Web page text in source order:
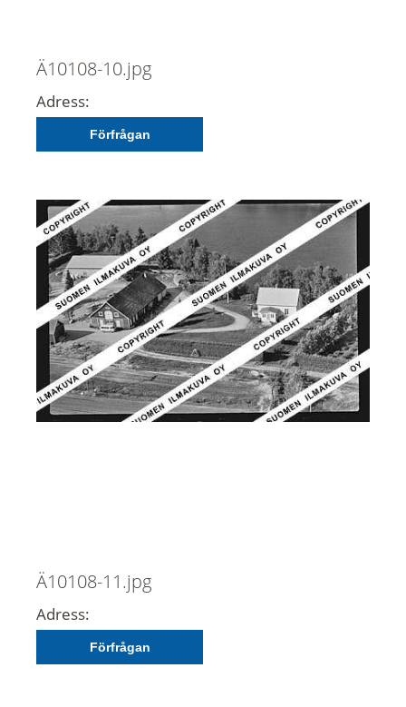
Ä10108-10.jpg
Adress:
Förfrågan
Ä10108-11.jpg
Adress:
Förfrågan